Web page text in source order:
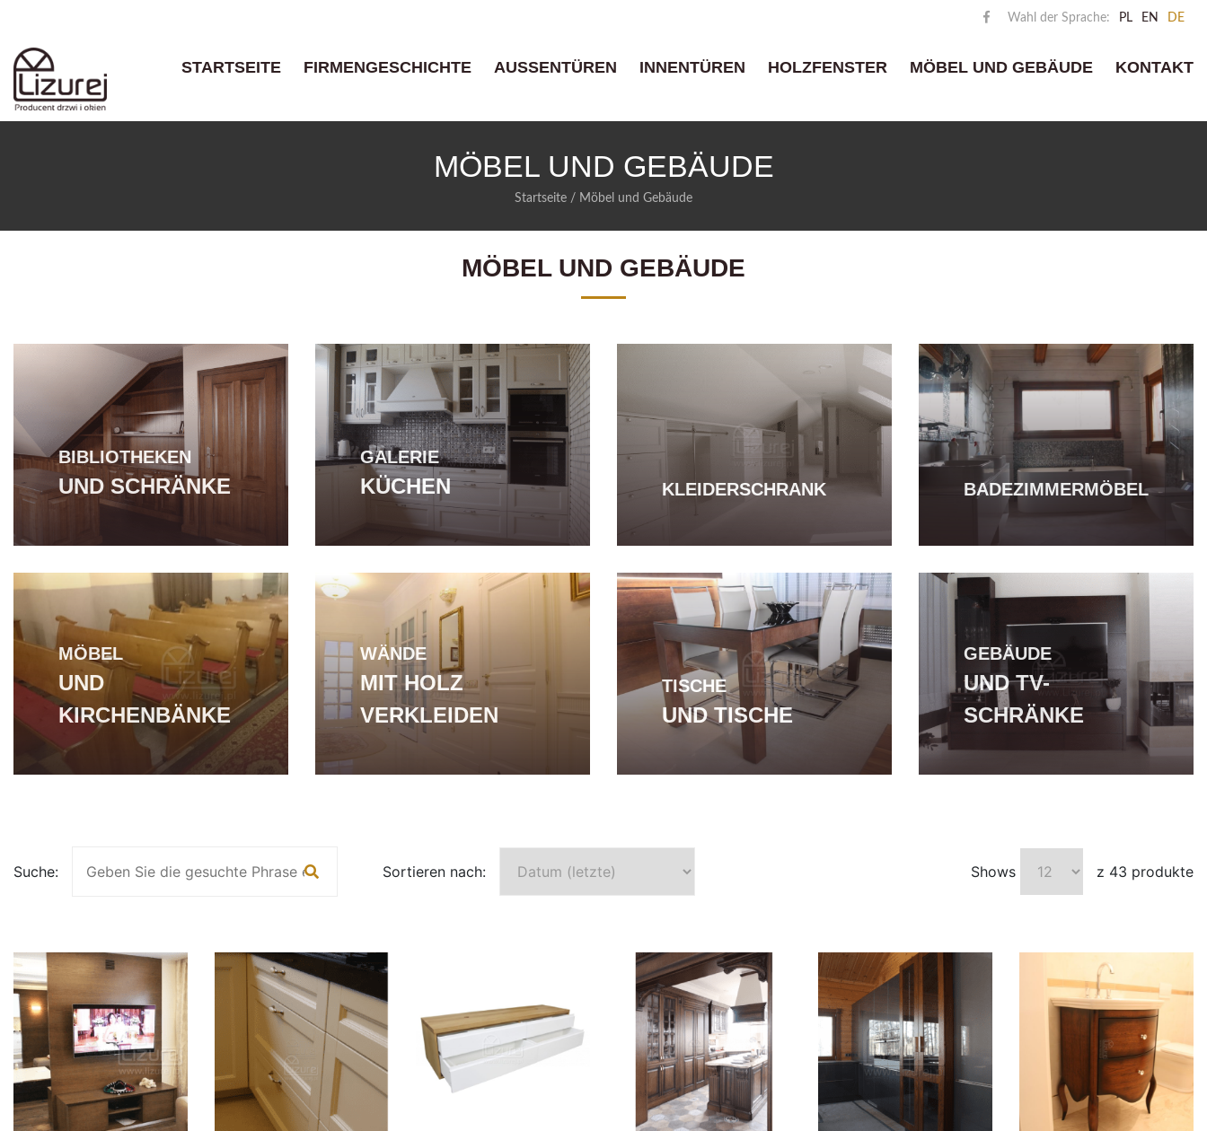
Wahl der Sprache: PL EN DE
STARTSEITE FIRMENGESCHICHTE AUSSENTÜREN INNENTÜREN HOLZFENSTER MÖBEL UND GEBÄUDE KONTAKT
MÖBEL UND GEBÄUDE
Startseite / Möbel und Gebäude
MÖBEL UND GEBÄUDE
BIBLIOTHEKEN
UND SCHRÄNKE
GALERIE
KÜCHEN KLEIDERSCHRANK BADEZIMMERMÖBEL
MÖBEL
UND
KIRCHENBÄNKE
WÄNDE
MIT HOLZ
VERKLEIDEN
TISCHE
UND TISCHE
GEBÄUDE
UND TV-
SCHRÄNKE
Suche: Sortieren nach: Shows z 43 produkte